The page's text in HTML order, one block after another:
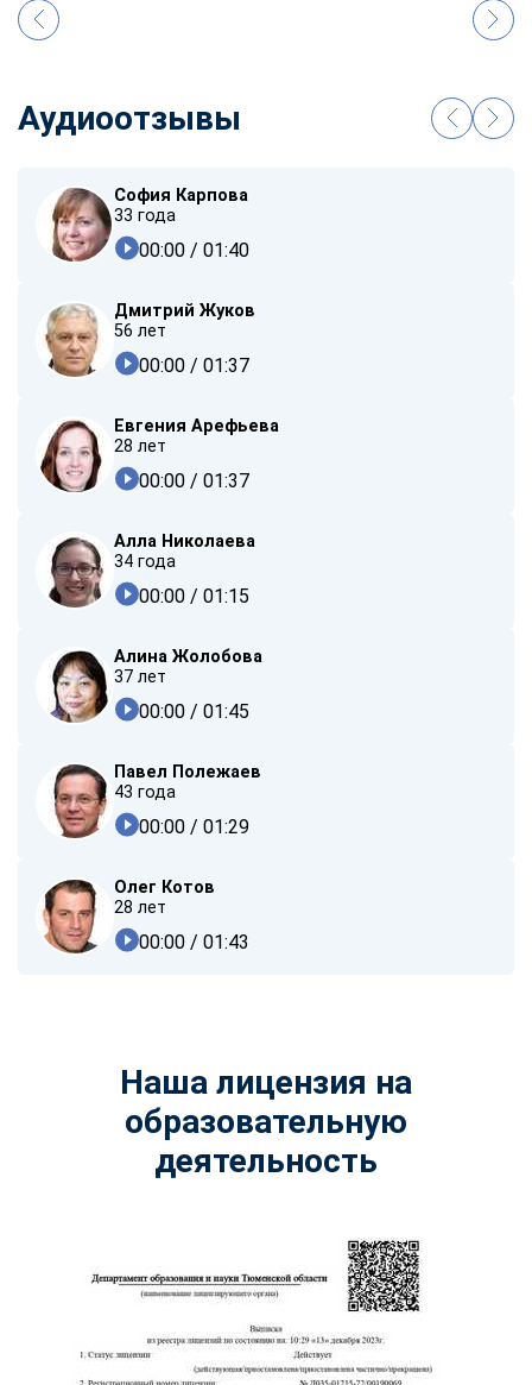
Аудиоотзывы
София Карпова
33 года
00:00 / 01:40
Дмитрий Жуков
56 лет
00:00 / 01:37
Евгения Арефьева
28 лет
00:00 / 01:37
Алла Николаева
34 года
00:00 / 01:15
Алина Жолобова
37 лет
00:00 / 01:45
Павел Полежаев
43 года
00:00 / 01:29
Олег Котов
28 лет
00:00 / 01:43
Наша лицензия на
образовательную
деятельность